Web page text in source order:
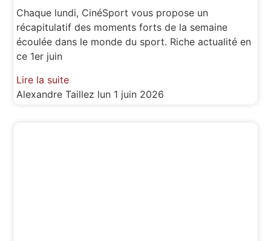
Chaque lundi, CinéSport vous propose un
récapitulatif des moments forts de la semaine
écoulée dans le monde du sport. Riche actualité en
ce 1er juin
Lire la suite
Alexandre Taillez lun 1 juin 2026